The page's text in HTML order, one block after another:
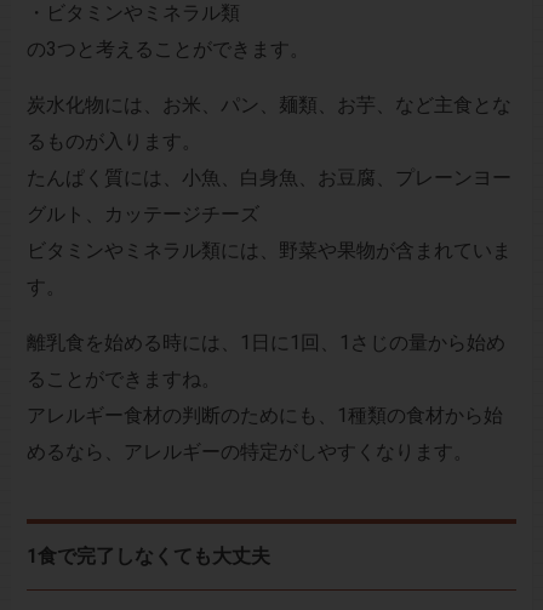
・ビタミンやミネラル類
の3つと考えることができます。
炭水化物には、お米、パン、麺類、お芋、など主食とな
るものが入ります。
たんぱく質には、小魚、白身魚、お豆腐、プレーンヨー
グルト、カッテージチーズ
ビタミンやミネラル類には、野菜や果物が含まれていま
す。
離乳食を始める時には、1日に1回、1さじの量から始め
ることができますね。
アレルギー食材の判断のためにも、1種類の食材から始
めるなら、アレルギーの特定がしやすくなります。
1食で完了しなくても大丈夫